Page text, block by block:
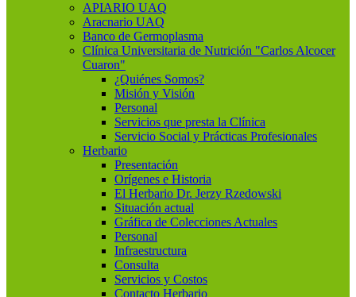
APIARIO UAQ
Aracnario UAQ
Banco de Germoplasma
Clínica Universitaria de Nutrición "Carlos Alcocer
Cuaron"
¿Quiénes Somos?
Misión y Visión
Personal
Servicios que presta la Clínica
Servicio Social y Prácticas Profesionales
Herbario
Presentación
Orígenes e Historia
El Herbario Dr. Jerzy Rzedowski
Situación actual
Gráfica de Colecciones Actuales
Personal
Infraestructura
Consulta
Servicios y Costos
Contacto Herbario